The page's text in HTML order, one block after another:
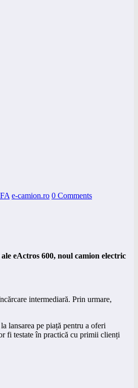
e-camion.ro 0 Comments
eActros 600, noul camion electric
intermediară. Prin urmare,
lansarea pe piață pentru a oferi
fi testate în practică cu primii clienți